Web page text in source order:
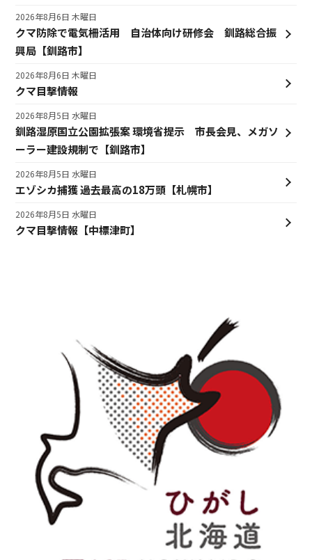
クマ防除で電気柵活用 自治体向け研修会 釧路総合振
興局【釧路市】
2026年8月6日 木曜日
クマ目撃情報
2026年8月6日 木曜日
釧路湿原国立公園拡張案 環境省提示 市長会見、メガソ
ーラー建設規制で【釧路市】
2026年8月5日 水曜日
エゾシカ捕獲 過去最高の18万頭【札幌市】
2026年8月5日 水曜日
クマ目撃情報【中標津町】
2026年8月5日 水曜日